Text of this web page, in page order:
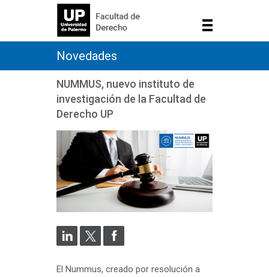
Novedades
NUMMUS, nuevo instituto de
investigación de la Facultad de
Derecho UP
El Nummus, creado por resolución a